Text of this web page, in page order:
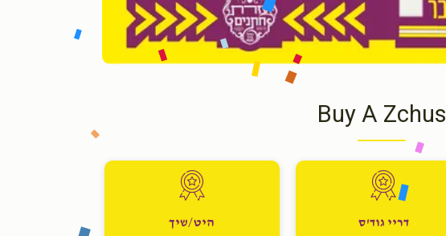
Buy A Zchus
דריי גוד'ס היט/שיך